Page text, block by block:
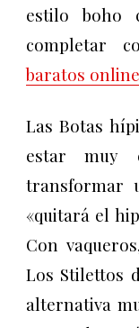
estilo boho
completar
baratos online
Las Botas
estar muy
transformar
«quitará el
Con
Los Stilettos
alternativa